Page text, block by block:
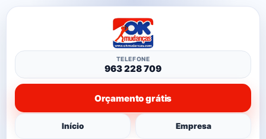
Início Empresa
TELEFONE
963 228 709
Orçamento grátis